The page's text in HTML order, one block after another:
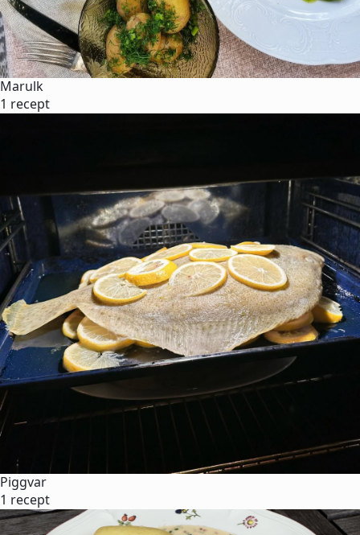
Marulk
1 recept
Piggvar
1 recept